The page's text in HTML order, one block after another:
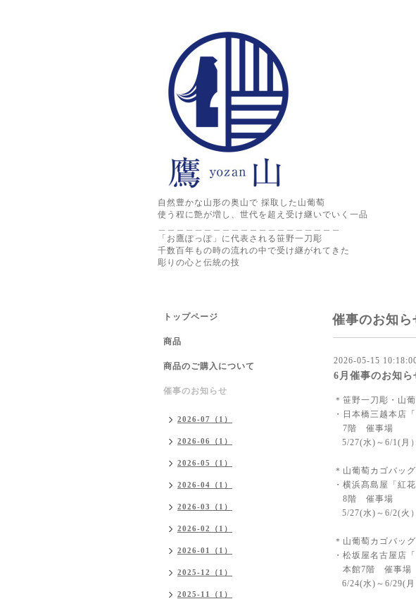
自然豊かな山形の奥山で 採取した山葡萄
使う程に艶が増し、世代を超え受け継いでいく一品
「お鷹ぽっぽ」に代表される笹野一刀彫
千数百年もの時の流れの中で受け継がれてきた
彫りの心と伝統の技
催事のお知ら
2026-05-15
6月催事のお知ら
＊笹野一刀彫・山
・日本橋三越本店
7階 催事場
5/27(水)～6/1(月）
＊山葡萄カゴバッグ
・横浜髙島屋「紅
8階 催事場
5/27(水)～6/2(火）
＊山葡萄カゴバッグ
・松坂屋名古屋店
本館7階 催事場
6/24(水)～6/29(月
トップページ
商品
商品のご購入について
催事のお知らせ
2026-07（1）
2026-06（1）
2026-05（1）
2026-04（1）
2026-03（1）
2026-02（1）
2026-01（1）
2025-12（1）
2025-11（1）